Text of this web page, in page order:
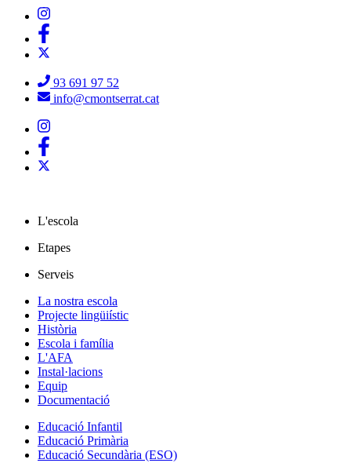
93 691 97 52
info@cmontserrat.cat
L'escola
Etapes
Serveis
La nostra escola
Projecte lingüiístic
Història
Escola i família
L'AFA
Instal·lacions
Equip
Documentació
Educació Infantil
Educació Primària
Educació Secundària (ESO)